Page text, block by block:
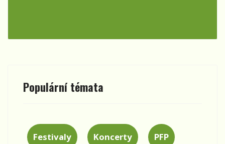
Populární témata
Festivaly Koncerty PFP